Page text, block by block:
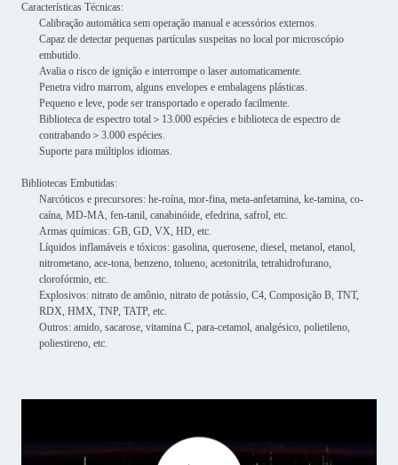
Características Técnicas:
Calibração automática sem operação manual e acessórios externos.
Capaz de detectar pequenas partículas suspeitas no local por microscópio
embutido.
Avalia o risco de ignição e interrompe o laser automaticamente.
Penetra vidro marrom, alguns envelopes e embalagens plásticas.
Pequeno e leve, pode ser transportado e operado facilmente.
Biblioteca de espectro total＞13.000 espécies e biblioteca de espectro de
contrabando＞3.000 espécies.
Suporte para múltiplos idiomas.
Bibliotecas Embutidas:
Narcóticos e precursores: he-roína, mor-fina, meta-anfetamina, ke-tamina, co-
caína, MD-MA, fen-tanil, canabinóide, efedrina, safrol, etc.
Armas químicas: GB, GD, VX, HD, etc.
Líquidos inflamáveis e tóxicos: gasolina, querosene, diesel, metanol, etanol,
nitrometano, ace-tona, benzeno, tolueno, acetonitrila, tetrahidrofurano,
clorofórmio, etc.
Explosivos: nitrato de amônio, nitrato de potássio, C4, Composição B, TNT,
RDX, HMX, TNP, TATP, etc.
Outros: amido, sacarose, vitamina C, para-cetamol, analgésico, polietileno,
poliestireno, etc.